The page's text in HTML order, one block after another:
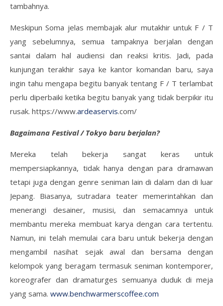
tambahnya.
Meskipun Soma jelas membajak alur mutakhir untuk F / T
yang sebelumnya, semua tampaknya berjalan dengan
santai dalam hal audiensi dan reaksi kritis. Jadi, pada
kunjungan terakhir saya ke kantor komandan baru, saya
ingin tahu mengapa begitu banyak tentang F / T terlambat
perlu diperbaiki ketika begitu banyak yang tidak berpikir itu
rusak. https://www.ardeaservis.com/
Bagaimana Festival / Tokyo baru berjalan?
Mereka telah bekerja sangat keras untuk
mempersiapkannya, tidak hanya dengan para dramawan
tetapi juga dengan genre seniman lain di dalam dan di luar
Jepang. Biasanya, sutradara teater memerintahkan dan
menerangi desainer, musisi, dan semacamnya untuk
membantu mereka membuat karya dengan cara tertentu.
Namun, ini telah memulai cara baru untuk bekerja dengan
mengambil nasihat sejak awal dan bersama dengan
kelompok yang beragam termasuk seniman kontemporer,
koreografer dan dramaturges semuanya duduk di meja
yang sama. www.benchwarmerscoffee.com